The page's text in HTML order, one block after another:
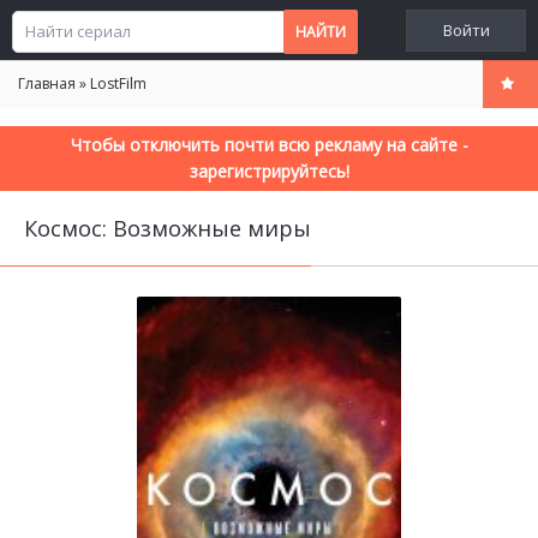
Войти
Главная » LostFilm
Чтобы отключить почти всю рекламу на сайте -
зарегистрируйтесь!
Космос: Возможные миры